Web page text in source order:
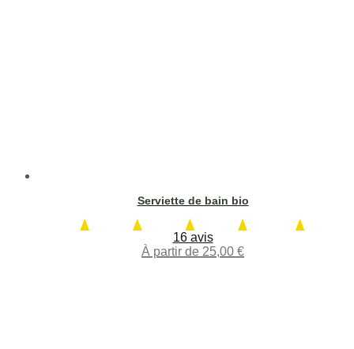
Serviette de bain bio
16 avis
À partir de 25,00 €